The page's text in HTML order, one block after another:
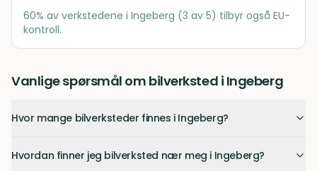
60% av verkstedene i Ingeberg (3 av 5) tilbyr også EU-
kontroll.
Vanlige spørsmål om bilverksted i Ingeberg
Hvor mange bilverksteder finnes i Ingeberg?
Hvordan finner jeg bilverksted nær meg i Ingeberg?